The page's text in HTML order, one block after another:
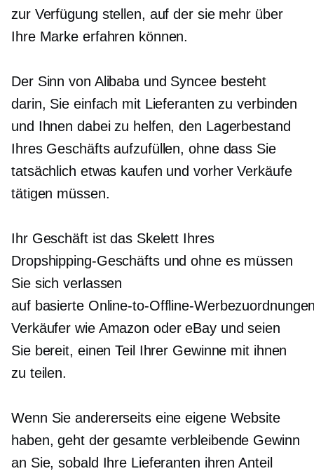
zur Verfügung stellen, auf der sie mehr über
Ihre Marke erfahren können.
Der Sinn von Alibaba und Syncee besteht
darin, Sie einfach mit Lieferanten zu verbinden
und Ihnen dabei zu helfen, den Lagerbestand
Ihres Geschäfts aufzufüllen, ohne dass Sie
tatsächlich etwas kaufen und vorher Verkäufe
tätigen müssen.
Ihr Geschäft ist das Skelett Ihres
Dropshipping-Geschäfts und ohne es müssen
Sie sich verlassen
auf basierte Online-to-Offline-
Verkäufer wie Amazon oder eBay und seien
Sie bereit, einen Teil Ihrer Gewinne mit ihnen
zu teilen.
Wenn Sie andererseits eine eigene Website
haben, geht der gesamte verbleibende Gewinn
an Sie, sobald Ihre Lieferanten ihren Anteil